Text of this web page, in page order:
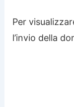
Per
l’invio della